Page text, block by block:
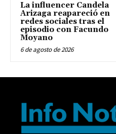
La influencer Candela
Arizaga reapareció en
redes sociales tras el
episodio con Facundo
Moyano
6 de agosto de 2026